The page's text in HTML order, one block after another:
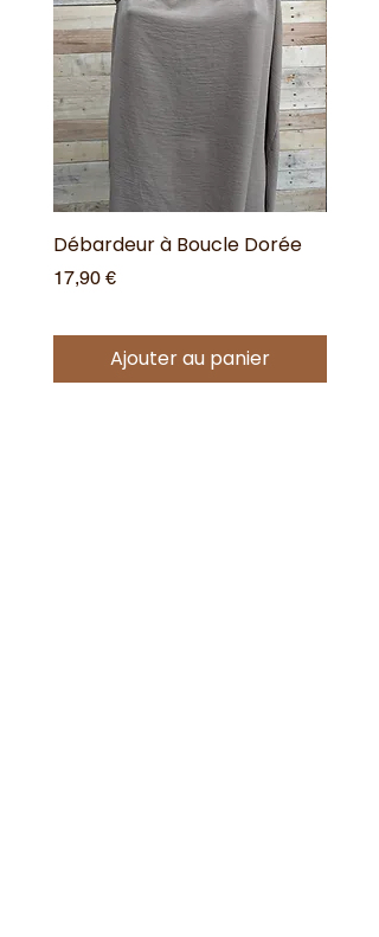
Débardeur à Boucle Dorée
Prix
17,90 €
Ajouter au panier